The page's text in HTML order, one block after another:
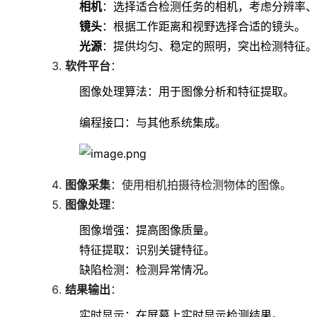
相机：选择适合检测任务的相机，考虑分辨率、
镜头：根据工作距离和视野选择合适的镜头。
光源：提供均匀、稳定的照明，突出检测特征。
软件平台：
图像处理算法：用于图像分析和特征提取。
编程接口：与其他系统集成。
图像采集：使用相机拍摄待检测物体的图像。
图像处理：
图像增强：提高图像质量。
特征提取：识别关键特征。
缺陷检测：检测异常情况。
结果输出 ：